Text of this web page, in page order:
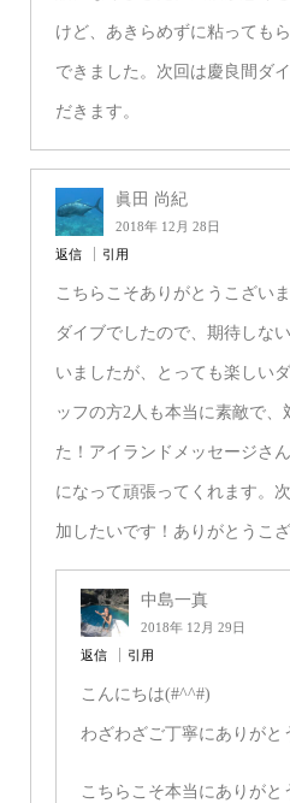
けど、あきらめずに粘っても
できました。次回は慶良間ダ
だきます。
眞田 尚紀
2018年 12月 28日
返信
引用
こちらこそありがとうこざい
ダイブでしたので、期待しな
いましたが、とっても楽しい
ッフの方2人も本当に素敵で、
た！アイランドメッセージさ
になって頑張ってくれます。
加したいです！ありがとうこ
中島一真
2018年 12月 29日
返信
引用
こんにちは(#^^#)
わざわざご丁寧にありがと
こちらこそ本当にありがと